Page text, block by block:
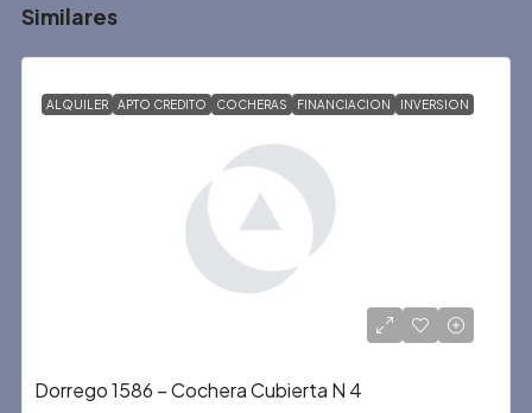
Similares
ALQUILER APTO CREDITO COCHERAS FINANCIACION INVERSION
Dorrego 1586 – Cochera Cubierta N 4